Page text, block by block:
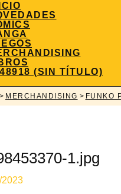
(SIN TÍTULO)
> MERCHANDISING > FUNKO
1.jpg
2023